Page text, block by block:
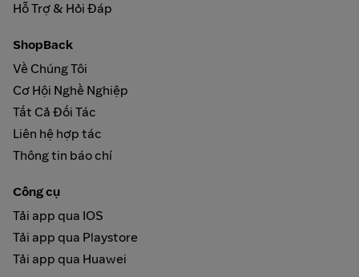
Hỗ Trợ & Hỏi Đáp
ShopBack
Về Chúng Tôi
Cơ Hội Nghề Nghiệp
Tất Cả Đối Tác
Liên hệ hợp tác
Thông tin báo chí
Công cụ
Tải app qua IOS
Tải app qua Playstore
Tải app qua Huawei